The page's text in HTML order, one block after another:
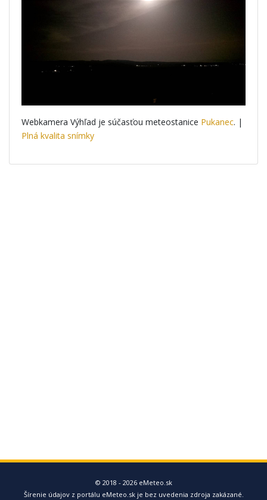
Webkamera Výhľad je súčasťou meteostanice Pukanec. |
Plná kvalita snímky
© 2018 - 2026 eMeteo.sk
Šírenie údajov z portálu eMeteo.sk je bez uvedenia zdroja zakázané.